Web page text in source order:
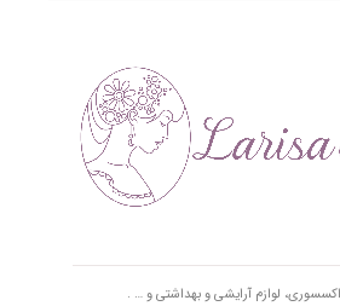
اکسسوری، لوازم آرایشی و بهداشتی و … .